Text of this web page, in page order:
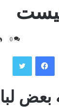
0
فیس بوک
بعض